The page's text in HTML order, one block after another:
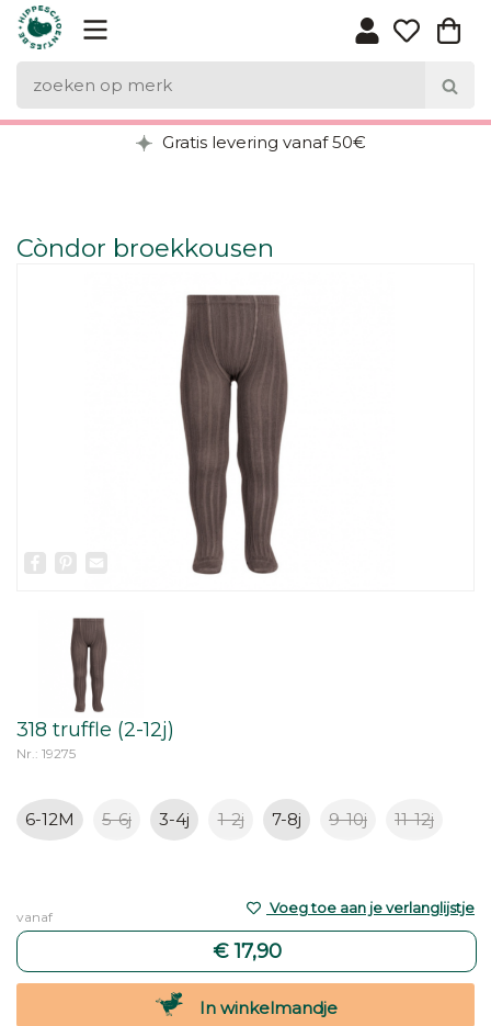
Gratis levering vanaf 50€
Còndor broekkousen
Facebook
Pinterest
318 truffle (2-12j)
Nr.: 19275
6-12M 5-6j 3-4j 1-2j 7-8j 9-10j 11-12j
vanaf
€ 17,90
Voeg toe aan je verlanglijstje
In winkelmandje